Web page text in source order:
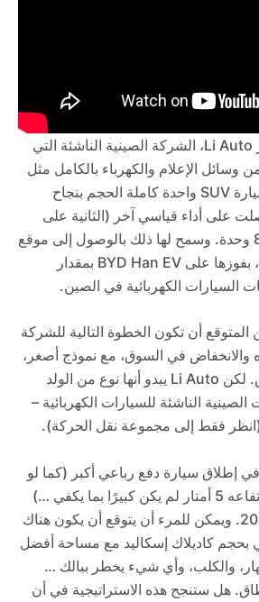
تقوم شركة لي موتورز Li Auto، الشركة الصينية الناشئة التي
الإعلام والكهرباء بالكامل مثل
NIO و Xpeng، ببيع سيارة SUV واحدة كاملة الحجم بنجاح
على أداء قياسي آخر (الثانية على
التوالي)، بتسليم 8589 وحدة. وسمح لها ذلك بالوصول إلى موقع
منصة التتويج في فئتها، بفوزها على BYD Han EV بمقدار
المتوقع أن تكون الخطوة التالية للشركة
والانخفاض في السوق، مع نموذج أصغر،
وقبل كل شيء، أرخص. لكن Li Auto يبدو أنها نوع من الولد
الناشئة للسيارات الكهربائية –
(انظر فقط إلى مجموعة نقل الحركة).
في إطلاق سيارة دفع رباعي أكبر (كما لو
أن الطراز الذي يبلغ ارتفاعه 5 أمتار لم يكن كبيرًا بما يكفي …)
وستطلقها في عام 2022. ويمكن للمرء أن يتوقع أن يكون هناك
بحجم كاديلاك إسكاليد مع مساحة أفضل
والكلب، وأي شيء يخطر ببالك …
هل ستنجح هذه الاستراتيجية في أن